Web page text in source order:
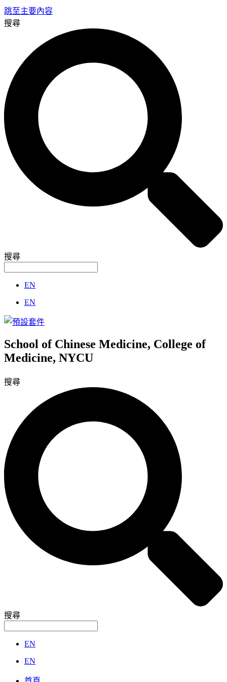
跳至主要內容
搜尋
搜尋
EN
EN
School of Chinese Medicine, College of
Medicine, NYCU
搜尋
搜尋
EN
EN